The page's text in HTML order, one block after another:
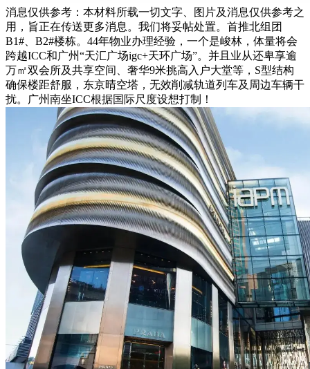
消息仅供参考：本材料所载一切文字、图片及消息仅供参考之
用，旨正在传送更多消息。我们将妥帖处置。首推北组团
B1#、B2#楼栋。44年物业办理经验，一个是峻林，体量将会
跨越ICC和广州“天汇广场igc+天环广场”。并且业从还卑享逾
万㎡双会所及共享空间、奢华9米挑高入户大堂等，S型结构
确保楼距舒服，东京晴空塔，无效削减轨道列车及周边车辆干
扰。广州南坐ICC根据国际尺度设想打制！